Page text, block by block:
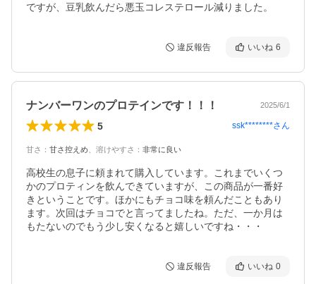
ですが、豆乳飲んだら悪玉コレステロール減りました。
違反報告 いいね 6
ナンバーワンのプロテインです！！！ 2025/6/1
5 ssk********さん
甘さ ： 甘さ控えめ 溶けやすさ ： 非常に良い
高校生の息子に頼まれて購入しています。これまでいくつ
かのプロティンを飲んできていますが、この商品が一番好
きということです。ほかにもチョコ味を頼んだこともあり
ます。次回はチョコでと言ってましたね。ただ、一か月は
もたないのでもう少し安くなると嬉しいですね・・・
違反報告 いいね 0